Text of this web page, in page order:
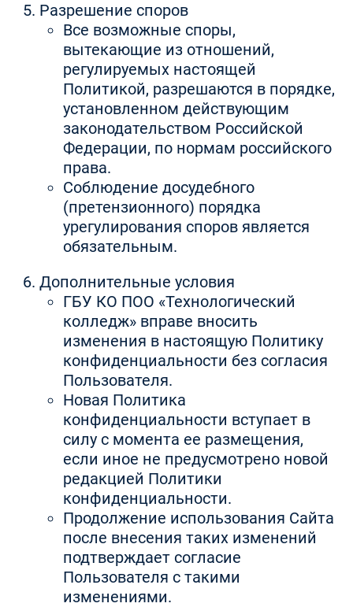
Разрешение споров
Все возможные споры,
вытекающие из отношений,
регулируемых настоящей
Политикой, разрешаются в порядке,
установленном действующим
законодательством Российской
Федерации, по нормам российского
права.
Соблюдение досудебного
(претензионного) порядка
урегулирования споров является
обязательным.
Дополнительные условия
ГБУ КО ПОО «Технологический
колледж» вправе вносить
изменения в настоящую Политику
конфиденциальности без согласия
Пользователя.
Новая Политика
конфиденциальности вступает в
силу с момента ее размещения,
если иное не предусмотрено новой
редакцией Политики
конфиденциальности.
Продолжение использования Сайта
после внесения таких изменений
подтверждает согласие
Пользователя с такими
изменениями.